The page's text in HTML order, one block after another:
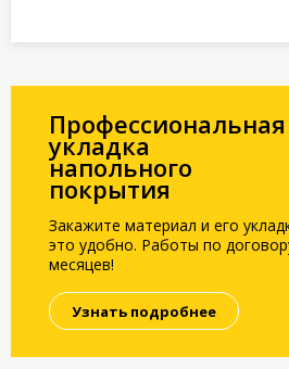
Профессиональная
укладка
напольного
покрытия
Закажите материал и его
это удобно. Работы по
месяцев!
Узнать подробнее